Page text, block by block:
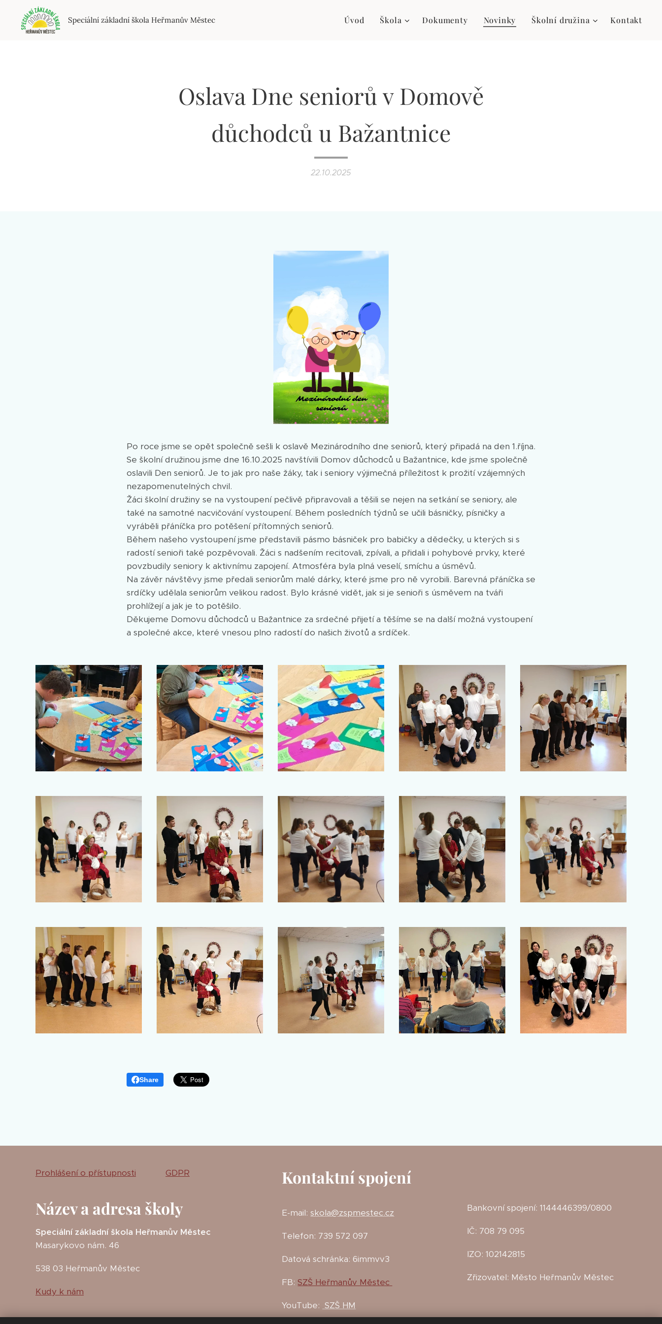
Speciální základní škola Heřmanův Městec Úvod Škola Dokumenty Novinky Školní družina Kontakt
Oslava Dne seniorů v Domově
důchodců u Bažantnice
22.10.2025
Po roce jsme se opět společně sešli k oslavě Mezinárodního dne seniorů, který připadá na den 1.října.
Se školní družinou jsme dne 16.10.2025 navštívili Domov důchodců u Bažantnice, kde jsme společně
oslavili Den seniorů. Je to jak pro naše žáky, tak i seniory výjimečná příležitost k prožití vzájemných
nezapomenutelných chvil.
Žáci školní družiny se na vystoupení pečlivě připravovali a těšili se nejen na setkání se seniory, ale
také na samotné nacvičování vystoupení. Během posledních týdnů se učili básničky, písničky a
vyráběli přáníčka pro potěšení přítomných seniorů.
Během našeho vystoupení jsme představili pásmo básniček pro babičky a dědečky, u kterých si s
radostí senioři také pozpěvovali. Žáci s nadšením recitovali, zpívali, a přidali i pohybové prvky, které
povzbudily seniory k aktivnímu zapojení. Atmosféra byla plná veselí, smíchu a úsměvů.
Na závěr návštěvy jsme předali seniorům malé dárky, které jsme pro ně vyrobili. Barevná přáníčka se
srdíčky udělala seniorům velikou radost. Bylo krásné vidět, jak si je senioři s úsměvem na tváři
prohlížejí a jak je to potěšilo.
Děkujeme Domovu důchodců u Bažantnice za srdečné přijetí a těšíme se na další možná vystoupení
a společné akce, které vnesou plno radostí do našich životů a srdíček.
Share
Prohlášení o přístupnosti GDPR
Název a adresa školy
Speciální základní škola Heřmanův Městec
Masarykovo nám. 46
538 03 Heřmanův Městec
Kudy k nám
Kontaktní spojení
E-mail:skola@zspmestec.cz
Telefon: 739 572 097
Datová schránka: 6immvv3
FB:SZŠ Heřmanův Městec
YouTube: SZŠ HM
Bankovní spojení: 1144446399/0800
IČ: 708 79 095
IZO: 102142815
Zřizovatel: Město Heřmanův Městec